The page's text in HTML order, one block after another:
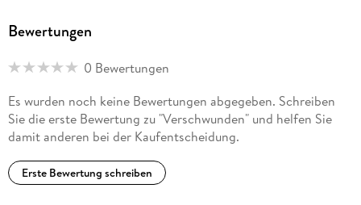
Bewertungen
0 Bewertungen
Es wurden noch keine Bewertungen abgegeben. Schreiben
Sie die erste Bewertung zu "Verschwunden" und helfen Sie
damit anderen bei der Kaufentscheidung.
Erste Bewertung schreiben